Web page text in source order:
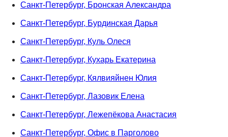
Санкт-Петербург, Бронская Александра
Санкт-Петербург, Бурдинская Дарья
Санкт-Петербург, Куль Олеся
Санкт-Петербург, Кухарь Екатерина
Санкт-Петербург, Кялвияйнен Юлия
Санкт-Петербург, Лазовик Елена
Санкт-Петербург, Лежепёкова Анастасия
Санкт-Петербург, Офис в Парголово